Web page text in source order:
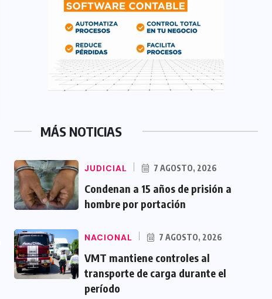
MÁS NOTICIAS
JUDICIAL 7 AGOSTO, 2026
Condenan a 15 años de prisión a
hombre por portación
NACIONAL 7 AGOSTO, 2026
VMT mantiene controles al
transporte de carga durante el
período